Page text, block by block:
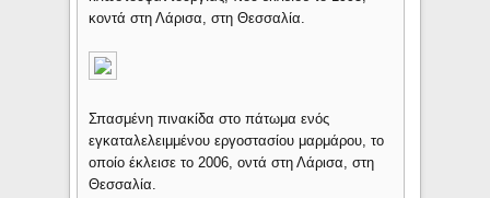
κοντά στη Λάρισα, στη Θεσσαλία.
Σπασμένη πινακίδα στο πάτωμα ενός
εγκαταλελειμμένου εργοστασίου μαρμάρου, το
οποίο έκλεισε το 2006, οντά στη Λάρισα, στη
Θεσσαλία.